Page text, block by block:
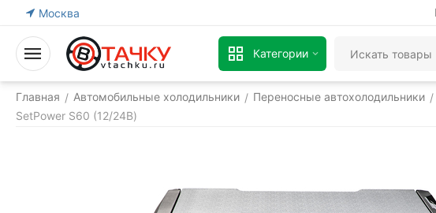
Москва
Категории
Главная / Автомобильные холодильники / Переносные автохолодильники /
SetPower S60 (12/24В)